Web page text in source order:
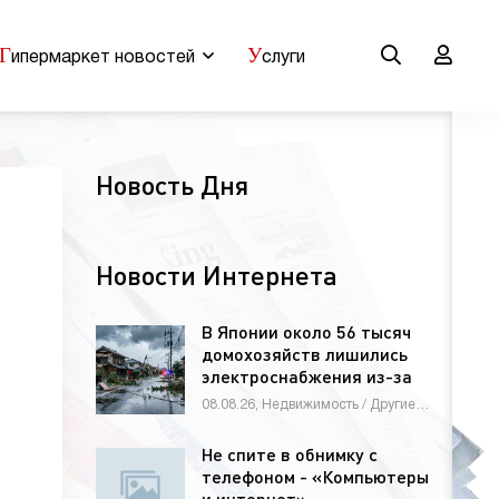
Гипермаркет новостей Услуги
Новость Дня
Новости Интернета
В Японии около 56 тысяч
домохозяйств лишились
электроснабжения из-за
тайфуна
Не спите в обнимку с
телефоном - «Компьютеры